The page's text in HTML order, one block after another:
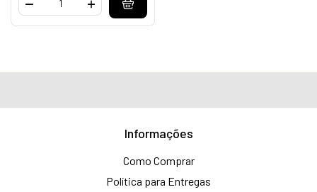
Informações
Como Comprar
Política para Entregas